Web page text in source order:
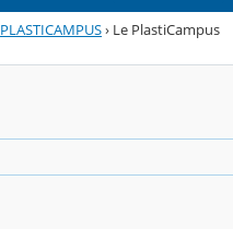
PLASTICAMPUS› Le PlastiCampus